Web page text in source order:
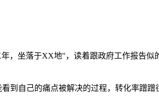
，坐落于XX地"，读着跟政府工作报告似
到自己的痛点被解决的过程，转化率蹭